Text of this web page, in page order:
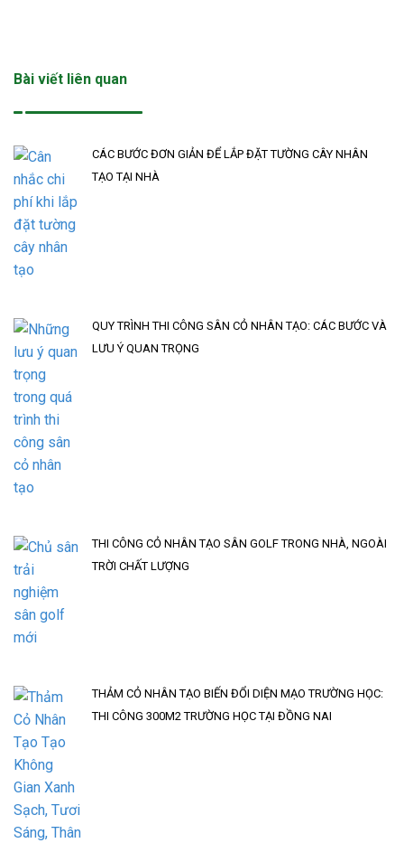
Bài viết liên quan
CÁC BƯỚC ĐƠN GIẢN ĐỂ LẮP ĐẶT TƯỜNG CÂY NHÂN
TẠO TẠI NHÀ
QUY TRÌNH THI CÔNG SÂN CỎ NHÂN TẠO: CÁC BƯỚC VÀ
LƯU Ý QUAN TRỌNG
THI CÔNG CỎ NHÂN TẠO SÂN GOLF TRONG NHÀ, NGOÀI
TRỜI CHẤT LƯỢNG
THẢM CỎ NHÂN TẠO BIẾN ĐỔI DIỆN MẠO TRƯỜNG HỌC:
THI CÔNG 300M2 TRƯỜNG HỌC TẠI ĐỒNG NAI